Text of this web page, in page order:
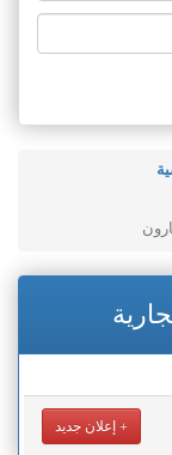
إعلان جديد